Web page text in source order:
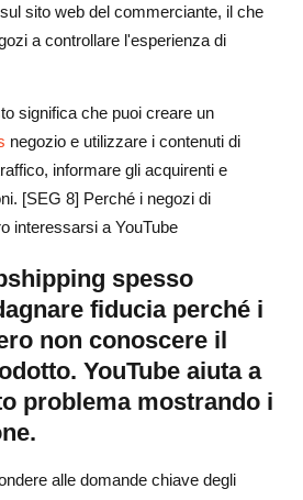
influencer
di YouTube in clienti
destinazione specifiche per
il tracciamento
dal traffico di YouTube
YouTube che i negozi di
monitorare
sito web del commerciante, il che
a controllare l'esperienza di
significa che puoi creare un
negozio e utilizzare i contenuti di
informare gli acquirenti e
[SEG 8] Perché i negozi di
interessarsi a YouTube
spesso
fiducia perché i
non conoscere il
YouTube aiuta a
problema mostrando i
alle domande chiave degli